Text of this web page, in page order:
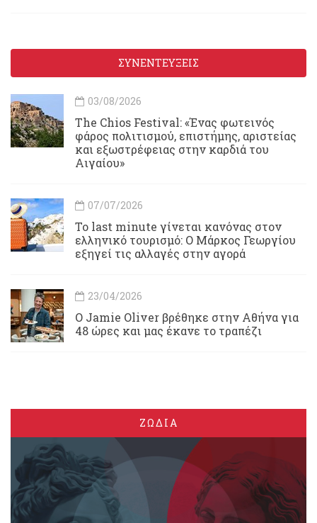
ΣΥΝΕΝΤΕΥΞΕΙΣ
03/08/2026
Τhe Chios Festival: «Ένας φωτεινός
φάρος πολιτισμού, επιστήμης, αριστείας
και εξωστρέφειας στην καρδιά του
Αιγαίου»
07/07/2026
Το last minute γίνεται κανόνας στον
ελληνικό τουρισμό: Ο Μάρκος Γεωργίου
εξηγεί τις αλλαγές στην αγορά
23/04/2026
Ο Jamie Oliver βρέθηκε στην Αθήνα για
48 ώρες και μας έκανε το τραπέζι
ΖΩΔΙΑ